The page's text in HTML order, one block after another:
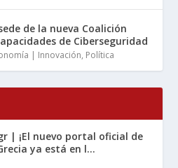
de la nueva Coalición
de Ciberseguridad
| Innovación, Política
| ¡El nuevo portal oficial de
ya está en l...